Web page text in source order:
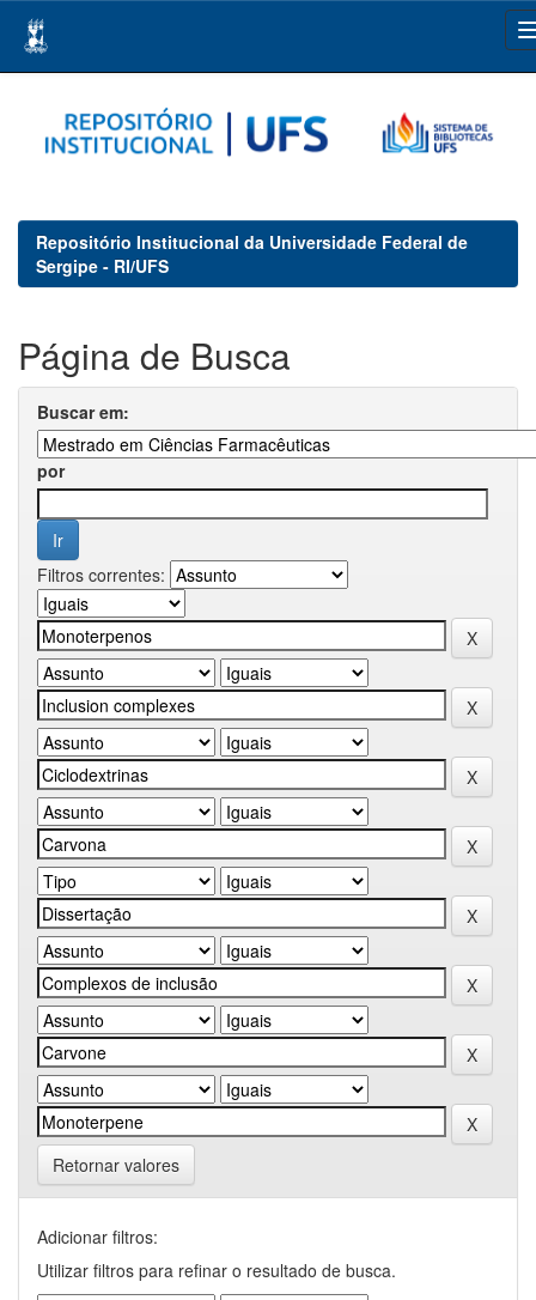
navigation
Repositório Institucional da Universidade Federal de
Sergipe - RI/UFS
Página de Busca
Buscar em:
por
Filtros correntes:
Retornar valores
Adicionar filtros:
Utilizar filtros para refinar o resultado de busca.